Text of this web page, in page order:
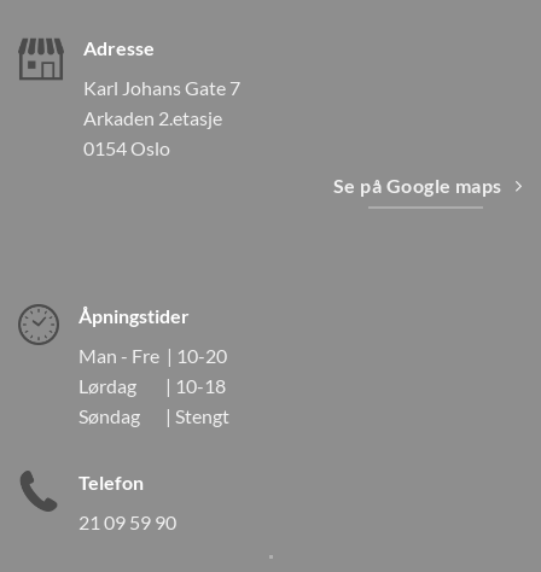
Adresse
Karl Johans Gate 7
Arkaden 2.etasje
0154 Oslo
Se på Google maps
Åpningstider
Man - Fre | 10-20
Lørdag | 10-18
Søndag | Stengt
Telefon
21 09 59 90